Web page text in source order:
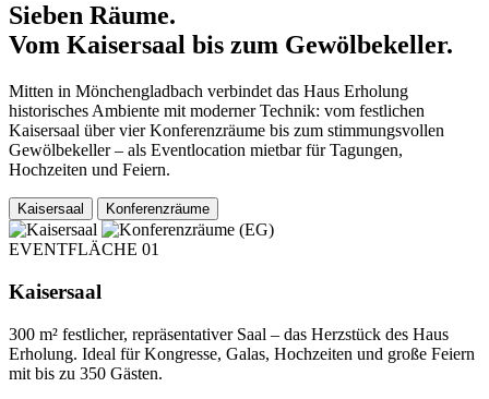
Sieben Räume.
Vom Kaisersaal bis zum Gewölbekeller.
Mitten in Mönchengladbach verbindet das Haus Erholung
historisches Ambiente mit moderner Technik: vom festlichen
Kaisersaal über vier Konferenzräume bis zum stimmungsvollen
Gewölbekeller – als Eventlocation mietbar für Tagungen,
Hochzeiten und Feiern.
Kaisersaal Konferenzräume
EVENTFLÄCHE 01
Kaisersaal
300 m² festlicher, repräsentativer Saal – das Herzstück des Haus
Erholung. Ideal für Kongresse, Galas, Hochzeiten und große Feiern
mit bis zu 350 Gästen.